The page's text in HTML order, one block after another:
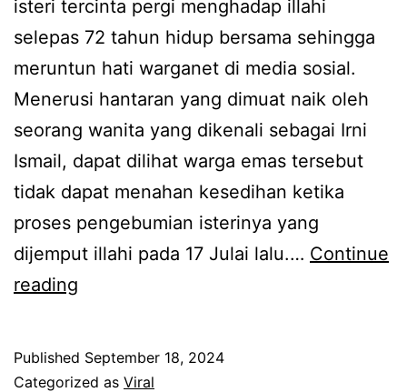
isteri tercinta pergi menghadap illahi
selepas 72 tahun hidup bersama sehingga
meruntun hati warganet di media sosial.
Menerusi hantaran yang dimuat naik oleh
seorang wanita yang dikenali sebagai Irni
Ismail, dapat dilihat warga emas tersebut
tidak dapat menahan kesedihan ketika
proses pengebumian isterinya yang
dijemput illahi pada 17 Julai lalu.… Continue
reading
a
Published September 18, 2024
Categorized as Viral